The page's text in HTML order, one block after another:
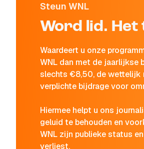
Steun WNL
Word lid. Het
Waardeert u onze
WNL dan met de jaarlijkse
slechts €8,50, de wettelijk
verplichte bijdrage voor
Hiermee helpt u ons
geluid te behouden en
WNL zijn publieke status
verliest.